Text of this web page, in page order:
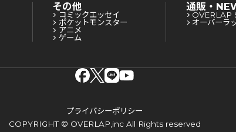
その他
コミックエッセイ
ポケットモンスター
アニメ
ゲーム
通販・
OVERLAP
オーバーラ
プライバシーポリシー
COPYRIGHT © OVERLAP,inc All Rights reserved